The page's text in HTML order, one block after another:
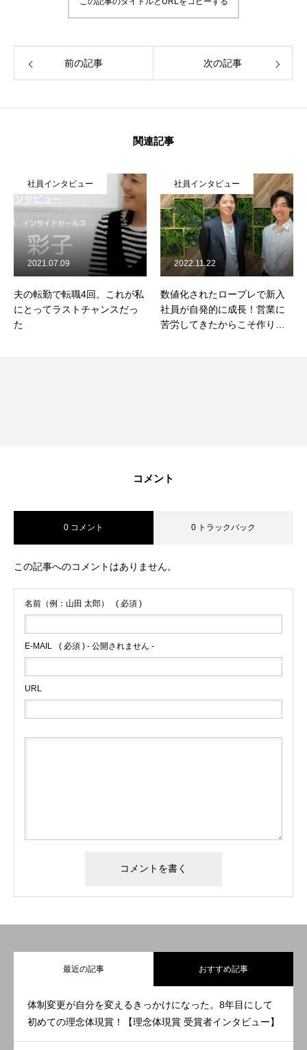
前の記事 次の記事
関連記事
社員インタビュー
夫の転勤で転職4回。これが私
にとってラストチャンスだっ
た
2021.07.09
社員インタビュー
数値化されたロープレで新入
社員が自発的に成長！営業に
苦労してきたからこそ作り上
2022.11.22
コメント
0 コメント 0 トラックバック
この記事へのコメントはありません。
名前（例：山田 太郎） ( 必須 )
E-MAIL ( 必須 ) - 公開されません -
URL
最近の記事 おすすめ記事
体制変更が自分を変えるきっかけになった。8年目にして
初めての理念体現賞！【理念体現賞 受賞者インタビュー】